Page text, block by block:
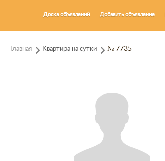
Доска объявлений Добавить объявление
Главная Квартира на сутки № 7735